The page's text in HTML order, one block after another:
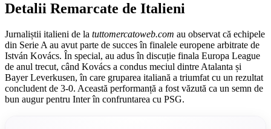
Detalii Remarcate de Italieni
Jurnaliștii italieni de la tuttomercatoweb.com au observat că echipele
din Serie A au avut parte de succes în finalele europene arbitrate de
István Kovács. În special, au adus în discuție finala Europa League
de anul trecut, când Kovács a condus meciul dintre Atalanta și
Bayer Leverkusen, în care gruparea italiană a triumfat cu un rezultat
concludent de 3-0. Această performanță a fost văzută ca un semn de
bun augur pentru Inter în confruntarea cu PSG.